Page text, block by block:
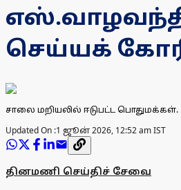
செய்யக்
சாலை மறியலில் ஈடுபட்ட பொதுமக்கள்.
Updated On :1 ஜூன் 2026, 12:52 am IST
தினமணி செய்திச் சேவை